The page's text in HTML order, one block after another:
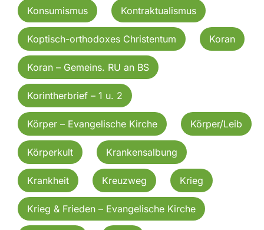
Konsumismus Kontraktualismus
Koptisch-orthodoxes Christentum Koran
Koran – Gemeins. RU an BS
Korintherbrief – 1 u. 2
Körper – Evangelische Kirche Körper/Leib
Körperkult Krankensalbung
Krankheit Kreuzweg Krieg
Krieg & Frieden – Evangelische Kirche